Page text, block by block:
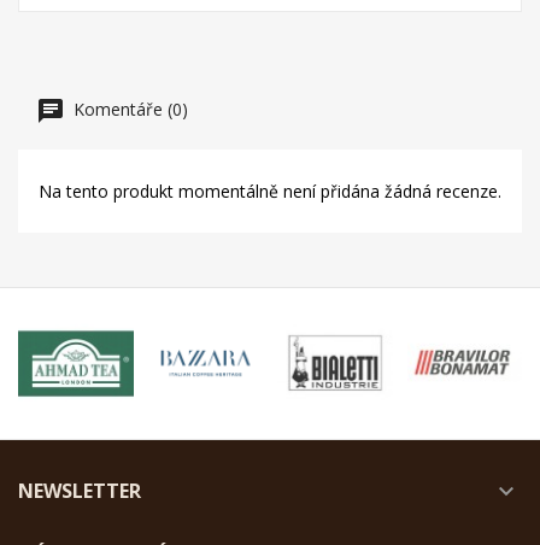
Komentáře (0)
Na tento produkt momentálně není přidána žádná recenze.
NEWSLETTER 